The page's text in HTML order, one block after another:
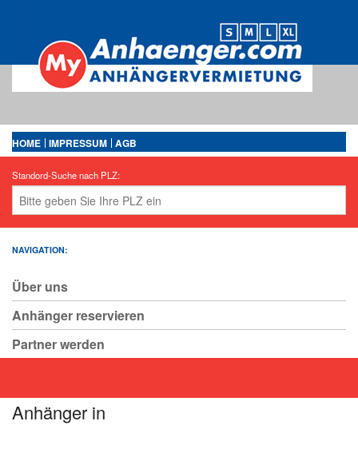
HOME IMPRESSUM AGB
Standord-Suche nach PLZ:
NAVIGATION:
Über uns
Anhänger reservieren
Partner werden
Anhänger in